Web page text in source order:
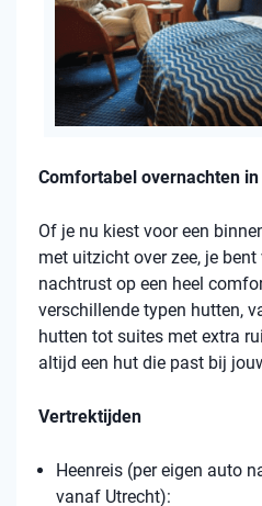
Comfortabel overnachten
Of je nu kiest voor een
met uitzicht over zee, je
nachtrust op een heel
verschillende typen hutten,
hutten tot suites met extra
altijd een hut die past bij
Vertrektijden
Heenreis (per eigen auto
vanaf Utrecht):